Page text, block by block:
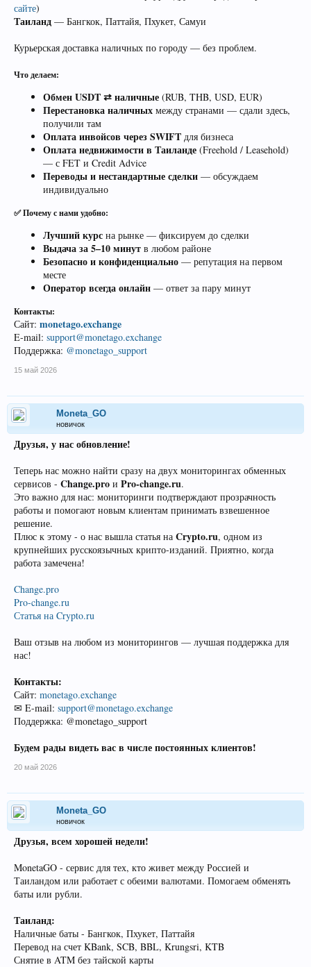
сайте)
Таиланд — Бангкок, Паттайя, Пхукет, Самуи
Курьерская доставка наличных по городу — без проблем.
Что делаем:
Обмен USDT ⇄ наличные (RUB, THB, USD, EUR)
Перестановка наличных между странами — сдали здесь,
получили там
Оплата инвойсов через SWIFT для бизнеса
Оплата недвижимости в Таиланде (Freehold / Leasehold)
— с FET и Credit Advice
Переводы и нестандартные сделки — обсуждаем
индивидуально
✅ Почему с нами удобно:
Лучший курс на рынке — фиксируем до сделки
Выдача за 5–10 минут в любом районе
Безопасно и конфиденциально — репутация на первом
месте
Оператор всегда онлайн — ответ за пару минут
Контакты:
Сайт: monetago.exchange
E-mail: support@monetago.exchange
Поддержка: @monetago_support
15 май 2026
Moneta_GO
новичок
Друзья, у нас обновление!
Теперь нас можно найти сразу на двух мониторингах обменных
сервисов - Change.pro и Pro-change.ru.
Это важно для нас: мониторинги подтверждают прозрачность
работы и помогают новым клиентам принимать взвешенное
решение.
Плюс к этому - о нас вышла статья на Crypto.ru, одном из
крупнейших русскоязычных крипто-изданий. Приятно, когда
работа замечена!
Change.pro
Pro-change.ru
Статья на Crypto.ru
Ваш отзыв на любом из мониторингов — лучшая поддержка для
нас!
Контакты:
Сайт: monetago.exchange
✉ E-mail: support@monetago.exchange
Поддержка: @monetago_support
Будем рады видеть вас в числе постоянных клиентов!
20 май 2026
Moneta_GO
новичок
Друзья, всем хорошей недели!
MonetaGO - сервис для тех, кто живет между Россией и
Таиландом или работает с обеими валютами. Помогаем обменять
баты или рубли.
Таиланд:
Наличные баты - Бангкок, Пхукет, Паттайя
Перевод на счет KBank, SCB, BBL, Krungsri, KTB
Снятие в ATM без тайской карты